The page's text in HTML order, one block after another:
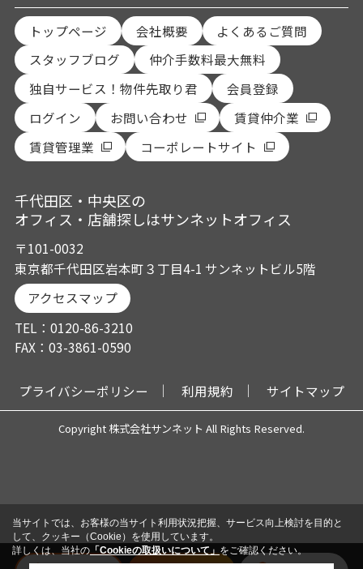
トップページ 会社概要
よくあるご質問
スタッフブログ
仲介手数料最大無料
独自サービス！物件先取り君
会員登録
ログイン
お問い合わせ
賃貸仲介業
賃貸管理業
コーポレートサイト
千代田区・中央区の
オフィス・店舗探しはサンネットオフィス
〒101-0032
東京都千代田区岩本町３丁目4-1 サンネットビル5階
アクセスマップ
TEL：0120-86-3210
FAX：03-3861-0590
プライバシーポリシー 利用規約 サイトマップ
Copyright 株式会社サンネット All Rights Reserved.
当サイトでは、お客様の当サイト利用状況把握、サービス向上検討を目的と
して、クッキー（Cookie）を使用しています。
詳しくは、当社の「Cookieの取扱いについて」をご確認ください。